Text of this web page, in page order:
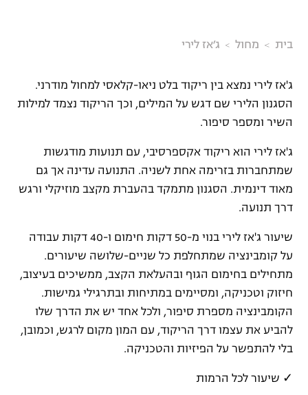
בית מחול ג׳אז לירי
ג'אז לירי נמצא בין ריקוד בלט ניאו-קלאסי למחול מודרני.
הסגנון הלירי שם דגש על המילים, וכך הריקוד נצמד למילות
השיר ומספר סיפור.
ג'אז לירי הוא ריקוד אקספרסיבי, עם תנועות מודגשות
שמתחברות בזרימה אחת לשניה. התנועה עדינה אך גם
מאוד דינמית. הסגנון מתמקד בהעברת מקצב מוזיקלי ורגש
דרך תנועה.
שיעור ג'אז לירי בנוי מ-50 דקות חימום ו-40 דקות עבודה
על קומבינציה שמתחלפת כל שניים-שלושה שיעורים.
מתחילים בחימום הגוף ובהעלאת הקצב, ממשיכים בעיצוב,
חיזוק וטכניקה, ומסיימים במתיחות ובתרגילי גמישות.
הקומבינציה מספרת סיפור, ולכל אחד יש את הדרך שלו
להביע את עצמו דרך הריקוד, עם המון מקום לרגש, וכמובן,
בלי להתפשר על הפיזיות והטכניקה.
✓ שיעור לכל הרמות